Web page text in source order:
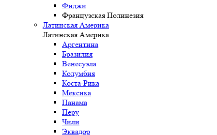
Фиджи
Французская Полинезия
Латинская Америка
Латинская Америка
Аргентина
Бразилия
Венесуэла
Колумбия
Коста-Рика
Мексика
Панама
Перу
Чили
Эквадор